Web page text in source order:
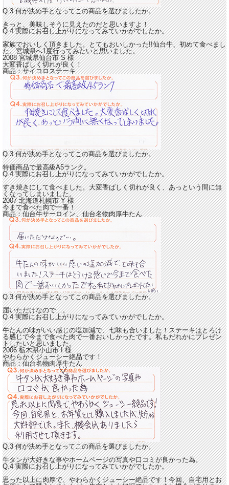
Q.3 何が決め手となってこの商品を選びましたか。
きっと、美味しそうに見えたのだと思いますよ！
Q.4 実際にお召し上がりになってみていかがでしたか。
家族でおいしく頂きました。とてもおいしかった!!仙台牛、初めて食べまし
た。宮城県へ1度行ってみたいと思いました。
2008 宮城県仙台市S様
大変香ばしく切れが良く！
商品：サイコロステーキ
Q.3 何が決め手となってこの商品を選びましたか。
特価商品で最高級A5ランク。
Q.4 実際にお召し上がりになってみていかがでしたか。
すき焼きにして食べました。大変香ばしく切れが良く、あっという間に無
くなってしまいました。
2007 北海道札幌市Y様
今まで食べた肉で一番！
商品：仙台牛サーロイン、仙台名物肉厚牛たん
Q.3 何が決め手となってこの商品を選びましたか。
届いただけなので…。
Q.4 実際にお召し上がりになってみていかがでしたか。
牛たんの味がいい感じの塩加減で、七味も合いました！ステーキはとろけ
る感じで今まで食べた肉で一番おいしかったです。私もだれかにプレゼン
トしたいと思いました。
2006 栃木県小山市I様
やわらかくジューシー絶品です！
商品：仙台名物肉厚牛たん
Q.3 何が決め手となってこの商品を選びましたか。
牛タンが大好きな事やホームページの写真や口コミが良かった為。
Q.4 実際にお召し上がりになってみていかがでしたか。
思った以上に肉厚で、やわらかくジューシー絶品です！今回、自宅用とお